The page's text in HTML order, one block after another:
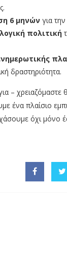
6 μηνών για
πολιτική
δραστηριότητα.
–
ένα πλαίσιο
όχι μόνο